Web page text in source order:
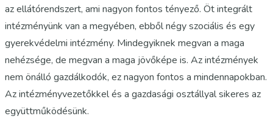
az ellátórendszert, ami nagyon fontos tényező. Öt integrált
intézményünk van a megyében, ebből négy szociális és egy
gyerekvédelmi intézmény. Mindegyiknek megvan a maga
nehézsége, de megvan a maga jövőképe is. Az intézmények
nem önálló gazdálkodók, ez nagyon fontos a mindennapokban.
Az intézményvezetőkkel és a gazdasági osztállyal sikeres az
együttműködésünk.